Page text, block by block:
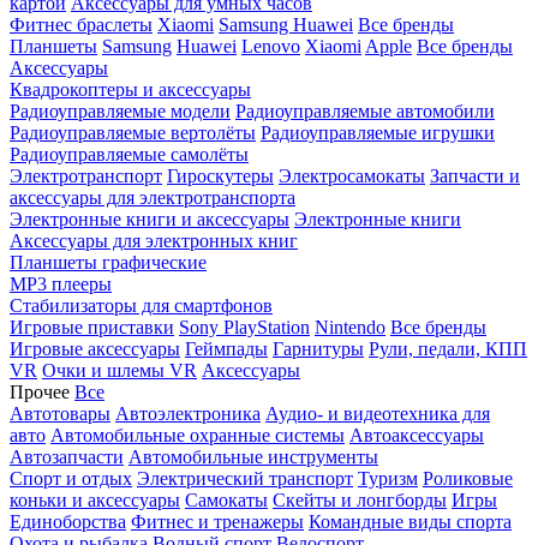
Фитнес браслеты Xiaomi Samsung Huawei Все бренды
Планшеты Samsung Huawei Lenovo Xiaomi Apple Все бренды
Аксессуары
Квадрокоптеры и аксессуары
Радиоуправляемые модели Радиоуправляемые автомобили
Радиоуправляемые вертолёты Радиоуправляемые игрушки
Радиоуправляемые самолёты
Электротранспорт Гироскутеры Электросамокаты Запчасти и
аксессуары для электротранспорта
Электронные книги и аксессуары Электронные книги
Аксессуары для электронных книг
Планшеты графические
MP3 плееры
Стабилизаторы для смартфонов
Игровые приставки Sony PlayStation Nintendo Все бренды
Игровые аксессуары Геймпады Гарнитуры Рули, педали, КПП
VR Очки и шлемы VR Аксессуары
Прочее Все
Автотовары Автоэлектроника Аудио- и видеотехника для
авто Автомобильные охранные системы Автоаксессуары
Автозапчасти Автомобильные инструменты
Спорт и отдых Электрический транспорт Туризм Роликовые
коньки и аксессуары Самокаты Скейты и лонгборды Игры
Единоборства Фитнес и тренажеры Командные виды спорта